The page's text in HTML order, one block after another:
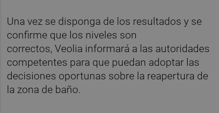
Una vez se disponga de los resultados y se
confirme que los niveles son
correctos, Veolia informará a las autoridades
competentes para que puedan adoptar las
decisiones oportunas sobre la reapertura de
la zona de baño.